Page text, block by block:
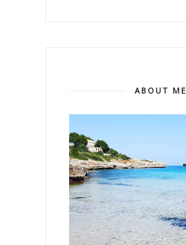
ABOUT ME